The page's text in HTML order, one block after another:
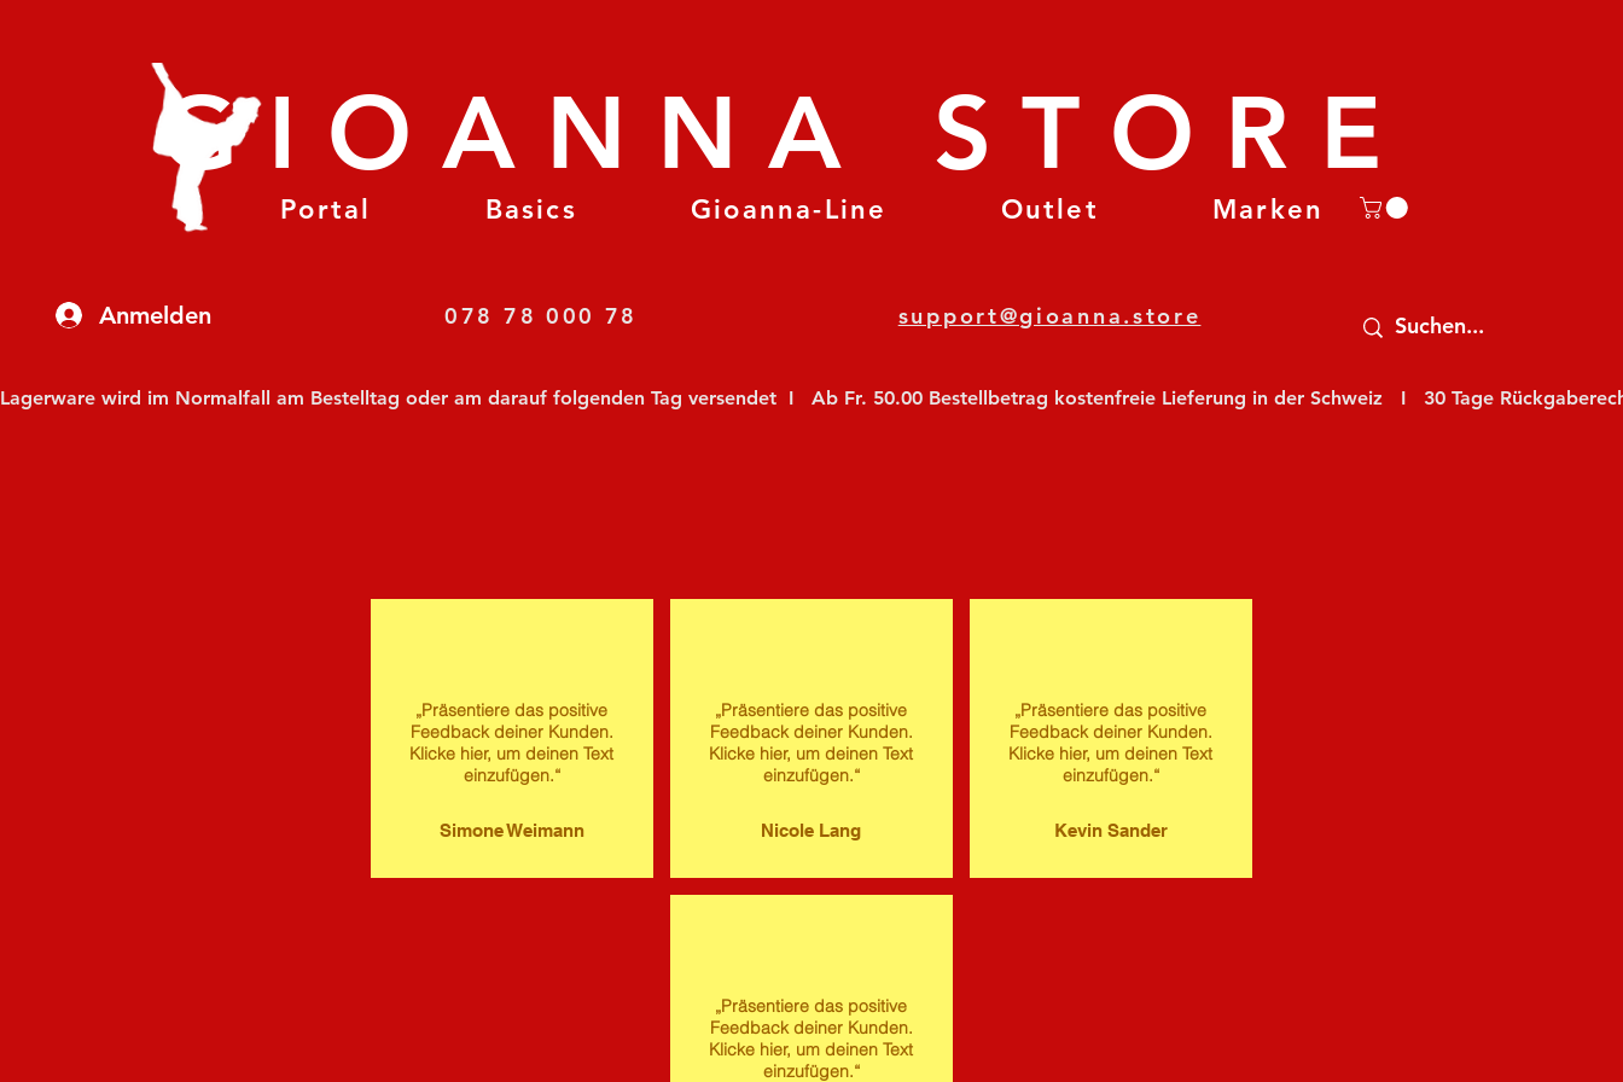
Anmelden
Portal Basics Gioanna-Line Outlet Marken
GIOANNA STORE
078 78 000 78 support@gioanna.store
Lagerware wird im Normalfall am Bestelltag oder am darauf folgenden Tag versendet  I   Ab Fr. 50.00 Bestellbetrag kostenfreie Lieferung in der Schweiz   I   30 Tage
„Präsentiere das positive
Feedback deiner Kunden.
Klicke hier, um deinen Text
einzufügen.“
Simone Weimann
„Präsentiere das positive
Feedback deiner Kunden.
Klicke hier, um deinen Text
einzufügen.“
Nicole Lang
„Präsentiere das positive
Feedback deiner Kunden.
Klicke hier, um deinen Text
einzufügen.“
Kevin Sander
„Präsentiere das positive
Feedback deiner Kunden.
Klicke hier, um deinen Text
einzufügen.“